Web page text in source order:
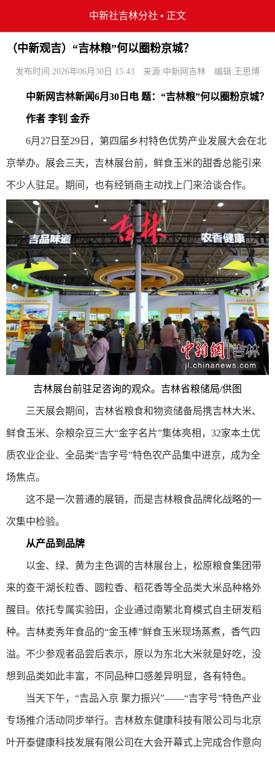
中新社吉林分社 • 正文
（中新观吉）“吉林粮”何以圈粉京城？
发布时间:2026年06月30日 15:43 来源:中新网吉林 编辑:王思博
中新网吉林新闻6月30日电 题：“吉林粮”何以圈粉京城？
作者 李钊 金乔
6月27日至29日，第四届乡村特色优势产业发展大会在北
京举办。展会三天，吉林展台前，鲜食玉米的甜香总能引来
不少人驻足。期间，也有经销商主动找上门来洽谈合作。
吉林展台前驻足咨询的观众。吉林省粮储局/供图
三天展会期间，吉林省粮食和物资储备局携吉林大米、
鲜食玉米、杂粮杂豆三大“金字名片”集体亮相，32家本土优
质农业企业、全品类“吉字号”特色农产品集中进京，成为全
场焦点。
这不是一次普通的展销，而是吉林粮食品牌化战略的一
次集中检验。
从产品到品牌
以金、绿、黄为主色调的吉林展台上，松原粮食集团带
来的查干湖长粒香、圆粒香、稻花香等全品类大米品种格外
醒目。依托专属实验田，企业通过南繁北育模式自主研发稻
种。吉林麦秀年食品的“金玉棒”鲜食玉米现场蒸煮，香气四
溢。不少参观者品尝后表示，原以为东北大米就是好吃，没
想到品类如此丰富，不同品种口感差异明显，各有特色。
当天下午，“吉品入京 聚力振兴”——“吉字号”特色产业
专场推介活动同步举行。吉林敖东健康科技有限公司与北京
叶开泰健康科技发展有限公司在大会开幕式上完成合作意向